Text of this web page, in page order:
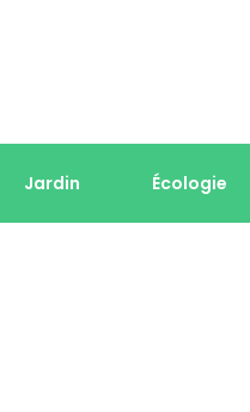
Jardin Écologie